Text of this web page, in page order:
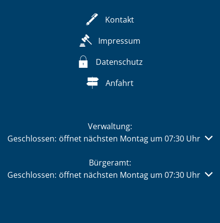
Kontakt
Impressum
Datenschutz
Anfahrt
Verwaltung:
Klicken, um weitere Öffnungs- oder Schließzeiten
Geschlossen: öffnet nächsten Montag um 07:30 Uhr
Bürgeramt:
Klicken, um weitere Öffnungs- oder Schließzeiten
Geschlossen: öffnet nächsten Montag um 07:30 Uhr